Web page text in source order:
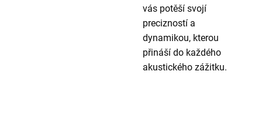
vás potěší svojí
precizností a
dynamikou, kterou
přináší do každého
akustického zážitku.